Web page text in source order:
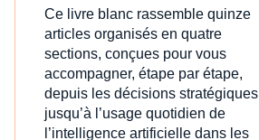
Ce livre blanc rassemble quinze
articles organisés en quatre
sections, conçues pour vous
accompagner, étape par étape,
depuis les décisions stratégiques
jusqu’à l’usage quotidien de
l’intelligence artificielle dans les